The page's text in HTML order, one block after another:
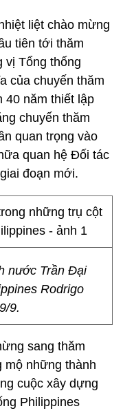
liệt chào mừng
tiên tới thăm
vị Tổng thống
của chuyến thăm
40 năm thiết lập
chuyến thăm
quan trọng vào
quan hệ Đối tác
đoạn mới.
nước Trần Đại
Rodrigo
9.
sang thăm
những thành
cuộc xây dựng
Philippines